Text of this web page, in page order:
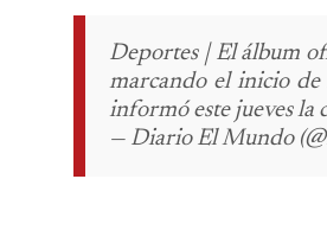
Deportes | El álbum
marcando el inicio de
informó este jueves la
— Diario El Mundo